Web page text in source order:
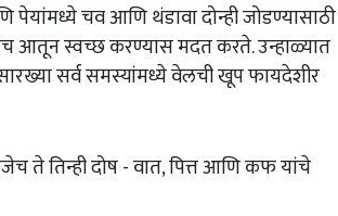
चव आणि थंडावा दोन्ही जोडण्यासाठी
आतून स्वच्छ करण्यास मदत करते. उन्हाळ्यात
सर्व समस्यांमध्ये वेलची खूप फायदेशीर
ते तिन्ही दोष - वात, पित्त आणि कफ यांचे